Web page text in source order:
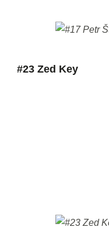
#23 Zed Key